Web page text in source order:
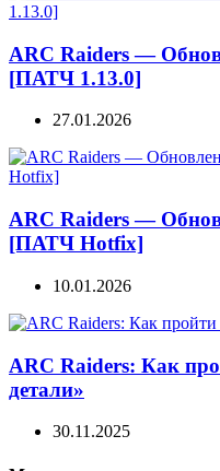
ARC Raiders —
[ПАТЧ 1.13.0]
27.01.2026
ARC Raiders —
[ПАТЧ Hotfix]
10.01.2026
ARC Raiders: Как
детали»
30.11.2025